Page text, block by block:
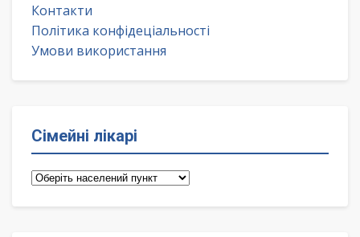
Контакти
Політика конфідеціальності
Умови використання
Сімейні лікарі
Сімейні